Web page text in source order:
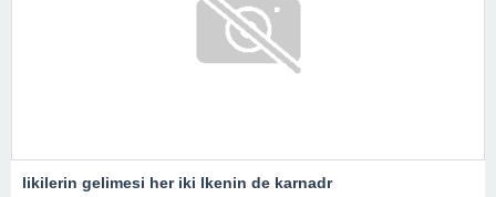
likilerin gelimesi her iki lkenin de karnadr